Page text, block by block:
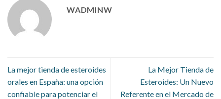
WADMINW
La mejor tienda de esteroides
orales en España: una opción
confiable para potenciar el
La Mejor Tienda de
Esteroides: Un Nuevo
Referente en el Mercado de